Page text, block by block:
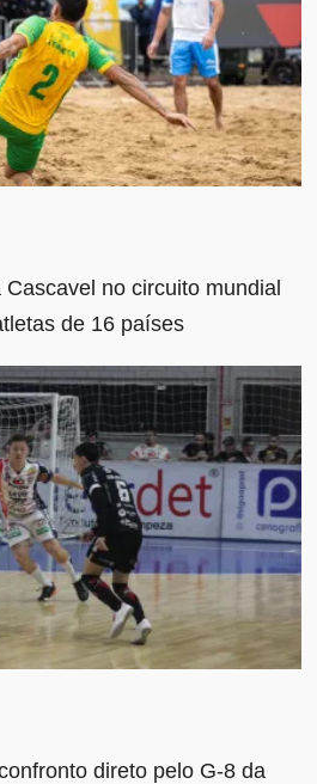
no circuito mundial
de 16 países
direto pelo G-8 da